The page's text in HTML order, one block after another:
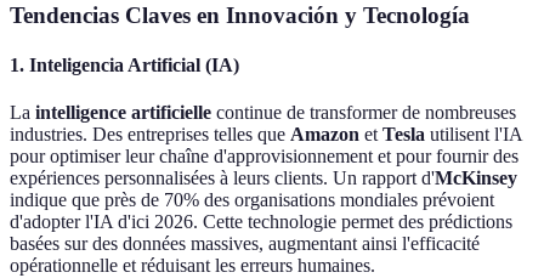
Tendencias Claves en Innovación y Tecnología
1. Inteligencia Artificial (IA)
La intelligence artificielle continue de transformer de nombreuses
industries. Des entreprises telles que Amazon et Tesla utilisent l'IA
pour optimiser leur chaîne d'approvisionnement et pour fournir des
expériences personnalisées à leurs clients. Un rapport d'McKinsey
indique que près de 70% des organisations mondiales prévoient
d'adopter l'IA d'ici 2026. Cette technologie permet des prédictions
basées sur des données massives, augmentant ainsi l'efficacité
opérationnelle et réduisant les erreurs humaines.